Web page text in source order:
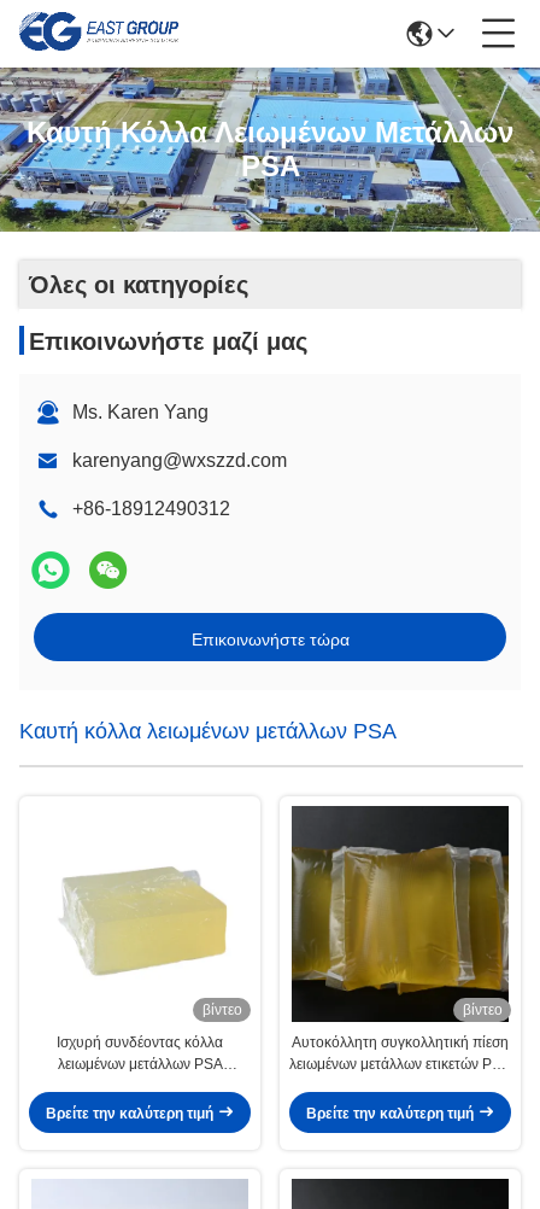
Καυτή Κόλλα Λειωμένων Μετάλλων
PSA
Όλες οι κατηγορίες
Επικοινωνήστε μαζί μας
Ms. Karen Yang
karenyang@wxszzd.com
+86-18912490312
Επικοινωνήστε τώρα
Καυτή κόλλα λειωμένων μετάλλων PSA
βίντεο
Ισχυρή συνδέοντας κόλλα
λειωμένων μετάλλων PSA
τρισδιάστατο έγγραφο τοίχων
Βρείτε την καλύτερη τιμή
βίντεο
Αυτοκόλλητη συγκολλητική πίεση
λειωμένων μετάλλων ετικετών PSA
λειωμένων μετάλλων
Βρείτε την καλύτερη τιμή